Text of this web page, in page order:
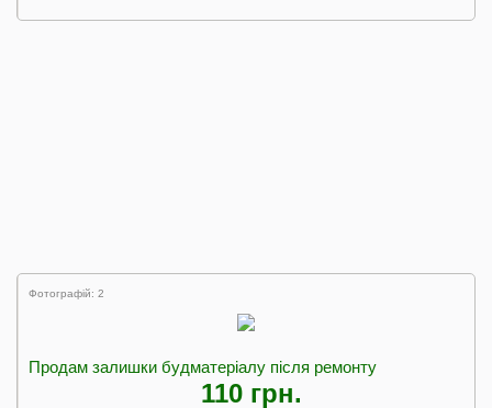
Фотографій: 2
Продам залишки будматеріалу після ремонту
110 грн.